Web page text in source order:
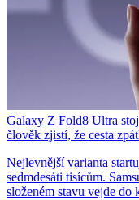
Galaxy Z Fold8 Ultra
člověk zjistí, že cesta
Nejlevnější varianta
sedmdesáti tisícům.
složeném stavu vejde do